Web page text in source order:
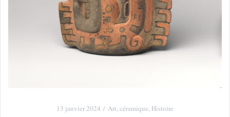
13 janvier 2024 Art,céramique, Histoire